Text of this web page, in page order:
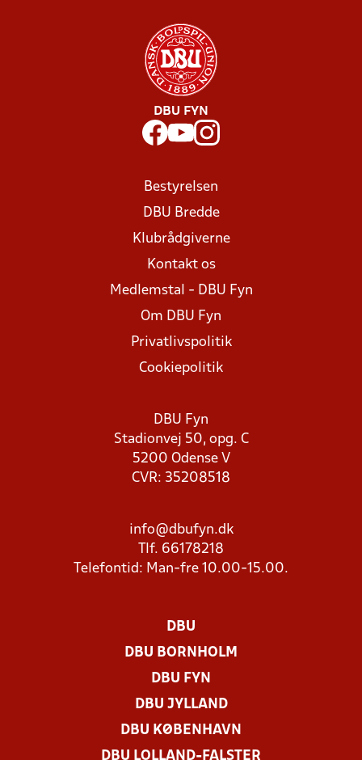
DBU FYN
Bestyrelsen
DBU Bredde
Klubrådgiverne
Kontakt os
Medlemstal - DBU Fyn
Om DBU Fyn
Privatlivspolitik
Cookiepolitik
DBU Fyn
Stadionvej 50, opg. C
5200 Odense V
CVR: 35208518
info@dbufyn.dk
Tlf. 66178218
Telefontid: Man-fre 10.00-15.00.
DBU
DBU BORNHOLM
DBU FYN
DBU JYLLAND
DBU KØBENHAVN
DBU LOLLAND-FALSTER